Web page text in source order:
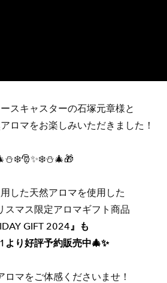
スキャスターの石塚元章様と
ロマをお楽しみいただきました！
した天然アロマを使用した
スマス限定アロマギフト商品
GIFT 2024』も
り好評予約販売中🎄✨
ロマをご体感くださいませ！